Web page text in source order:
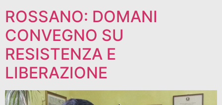
ROSSANO: DOMANI
CONVEGNO SU
RESISTENZA E
LIBERAZIONE